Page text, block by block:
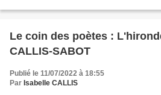
Le coin des poètes :
CALLIS-SABOT
Publié le 11/07/2022 à 18:55
Par Isabelle CALLIS